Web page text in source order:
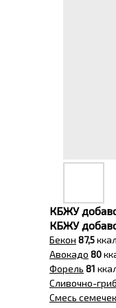
КБЖУ
КБЖУ
Бекон 87,5
Авокадо 80
Форель 81
Сливочно-
Смесь семечек